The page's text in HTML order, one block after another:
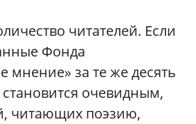
читателей. Если
Фонда
мнение» за те же десять
становится очевидным,
читающих поэзию,